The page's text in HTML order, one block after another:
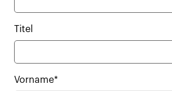
Titel
Vorname*